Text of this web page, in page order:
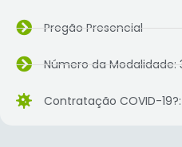
Pregão Presencial
Número da Modalidade:
Contratação COVID-19?: